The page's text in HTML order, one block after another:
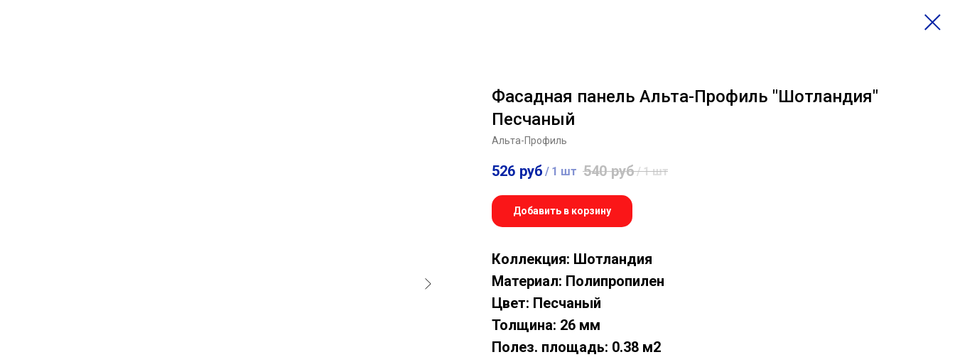
Фасадная панель Альта-Профиль "Шотландия"
Песчаный
Альта-Профиль
526 руб / 1 шт 540 руб/1 шт
Добавить в корзину
Коллекция: Шотландия
Материал: Полипропилен
Цвет: Песчаный
Толщина: 26 мм
Полез. площадь: 0.38 м2